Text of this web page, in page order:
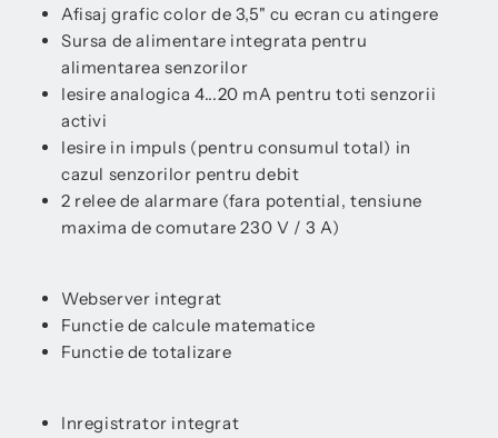
Afisaj grafic color de 3,5" cu ecran cu atingere
Sursa de alimentare integrata pentru
alimentarea senzorilor
Iesire analogica 4...20 mA pentru toti senzorii
activi
Iesire in impuls (pentru consumul total) in
cazul senzorilor pentru debit
2 relee de alarmare (fara potential, tensiune
maxima de comutare 230 V / 3 A)
Webserver integrat
Functie de calcule matematice
Functie de totalizare
Inregistrator integrat